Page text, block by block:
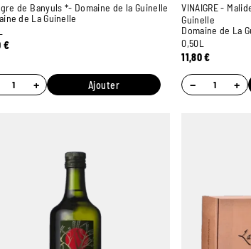
de Banyuls *- Domaine de la Guinelle
de La Guinelle
€
+ Ajouter
VINAIGRE -
Guinelle
Domaine de La
0,50L
11,80€
− +